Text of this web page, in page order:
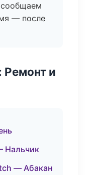
— после
и
Нальчик
— Абакан